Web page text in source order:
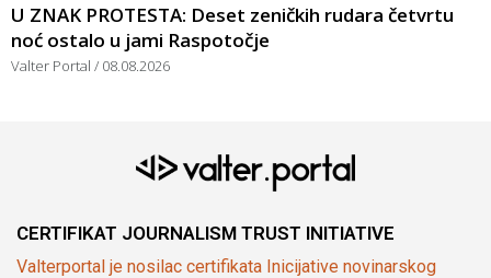
U ZNAK PROTESTA: Deset zeničkih rudara četvrtu
noć ostalo u jami Raspotočje
Valter Portal 08.08.2026
CERTIFIKAT JOURNALISM TRUST INITIATIVE
Valterportal je nosilac certifikata Inicijative novinarskog